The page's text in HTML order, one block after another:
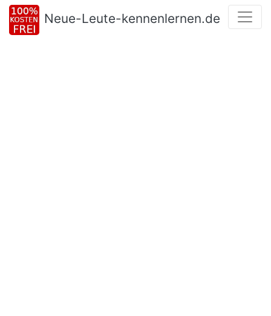
Neue-Leute-kennenlernen.de